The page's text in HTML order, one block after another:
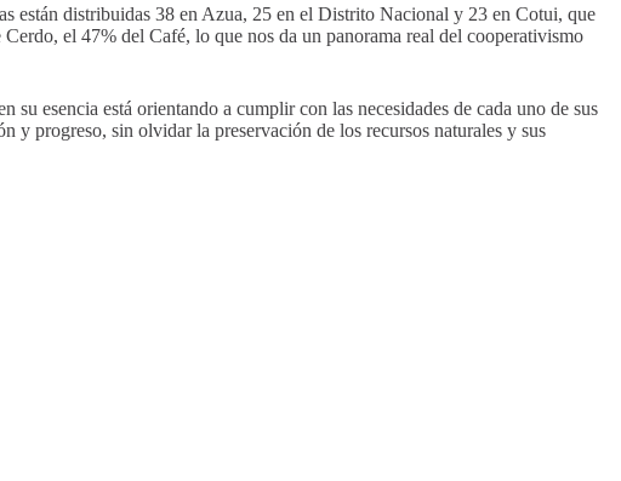
están distribuidas 38 en Azua, 25 en el Distrito Nacional y 23 en Cotui, que
el 47% del Café, lo que nos da un panorama real del cooperativismo
esencia está orientando a cumplir con las necesidades de cada uno de sus
y progreso, sin olvidar la preservación de los recursos naturales y sus